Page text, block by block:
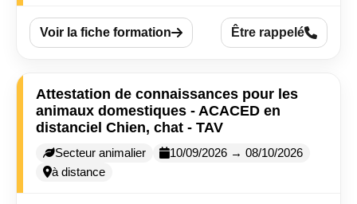
Voir la fiche formation Être rappelé
Attestation de connaissances pour les
animaux domestiques - ACACED en
distanciel Chien, chat - TAV
Secteur animalier
10/09/2026 → 08/10/2026
à distance